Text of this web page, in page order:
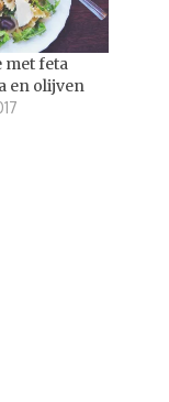
met feta
en olijven